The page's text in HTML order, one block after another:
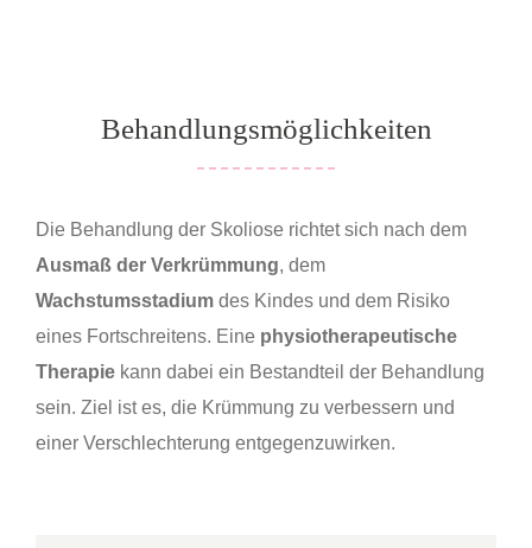
Behandlungsmöglichkeiten
Die Behandlung der Skoliose richtet sich nach dem
Ausmaß der Verkrümmung, dem
Wachstumsstadium des Kindes und dem Risiko
eines Fortschreitens. Eine physiotherapeutische
Therapie kann dabei ein Bestandteil der Behandlung
sein. Ziel ist es, die Krümmung zu verbessern und
einer Verschlechterung entgegenzuwirken.